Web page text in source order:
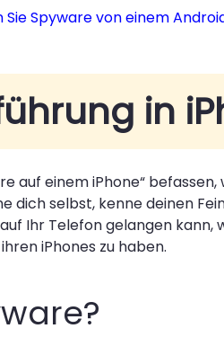
Spyware von einem
in
auf einem iPhone“
dich selbst, kenne deinen
Ihr Telefon gelangen
iPhones zu haben.